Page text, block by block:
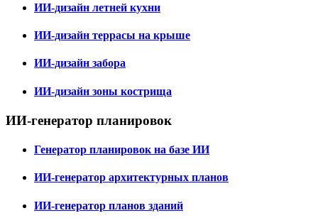
ИИ-дизайн летней кухни
ИИ-дизайн террасы на крыше
ИИ-дизайн забора
ИИ-дизайн зоны кострища
ИИ-генератор планировок
Генератор планировок на базе ИИ
ИИ-генератор архитектурных планов
ИИ-генератор планов зданий